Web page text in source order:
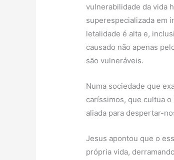
vulnerabilidade da vida
superespecializada em
letalidade é alta e,
causado não apenas
são vulneráveis.
Numa sociedade que
caríssimos, que cultua
aliada para despertar-
Jesus apontou que o
própria vida,